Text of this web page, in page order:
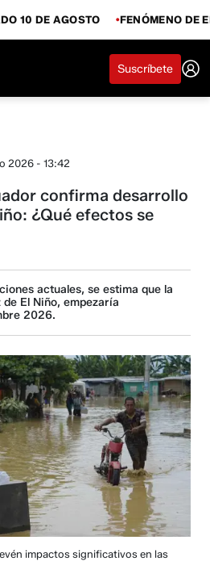
10 DE AGOSTO FENÓMENO DE
Suscríbete
2026 - 13:42
confirma desarrollo
¿Qué efectos se
actuales, se estima que la
El Niño, empezaría
2026.
impactos significativos en las